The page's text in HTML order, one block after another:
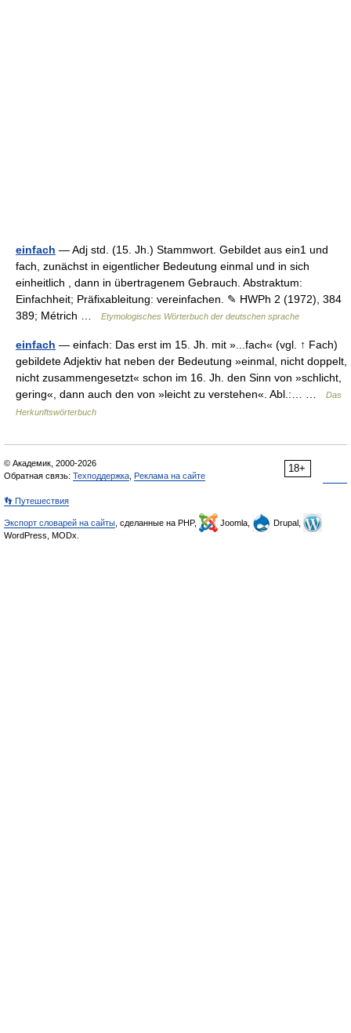
einfach — Adj std. (15. Jh.) Stammwort. Gebildet aus ein1 und
fach, zunächst in eigentlicher Bedeutung einmal und in sich
einheitlich , dann in übertragenem Gebrauch. Abstraktum:
Einfachheit; Präfixableitung: vereinfachen. ✎ HWPh 2 (1972), 384
389; Métrich …
Etymologisches Wörterbuch der deutschen sprache
einfach — einfach: Das erst im 15. Jh. mit »...fach« (vgl. ↑ Fach)
gebildete Adjektiv hat neben der Bedeutung »einmal, nicht doppelt,
nicht zusammengesetzt« schon im 16. Jh. den Sinn von »schlicht,
gering«, dann auch den von »leicht zu verstehen«. Abl.:… …
Das
Herkunftswörterbuch
18+
© Академик, 2000-2026
Обратная связь: Техподдержка Реклама на сайте
👣 Путешествия
Экспорт словарей на сайты , сделанные на PHP, Joomla,
Drupal,
WordPress, MODx.